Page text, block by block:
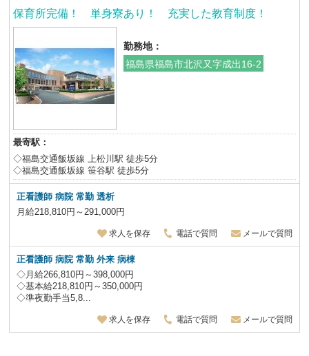
保育所完備！ 単身寮あり！ 充実した教育制度！
勤務地：
福島県福島市北沢又字成出16-2
最寄駅：
◇福島交通飯坂線 上松川駅 徒歩5分
◇福島交通飯坂線 笹谷駅 徒歩5分
正看護師 病院 常勤 透析
月給218,810円～291,000円
求人を保存 電話で質問 メールで質問
正看護師 病院 常勤 外来 病棟
◇月給266,810円～398,000円
◇基本給218,810円～350,000円
◇準夜勤手当5,8...
求人を保存 電話で質問 メールで質問